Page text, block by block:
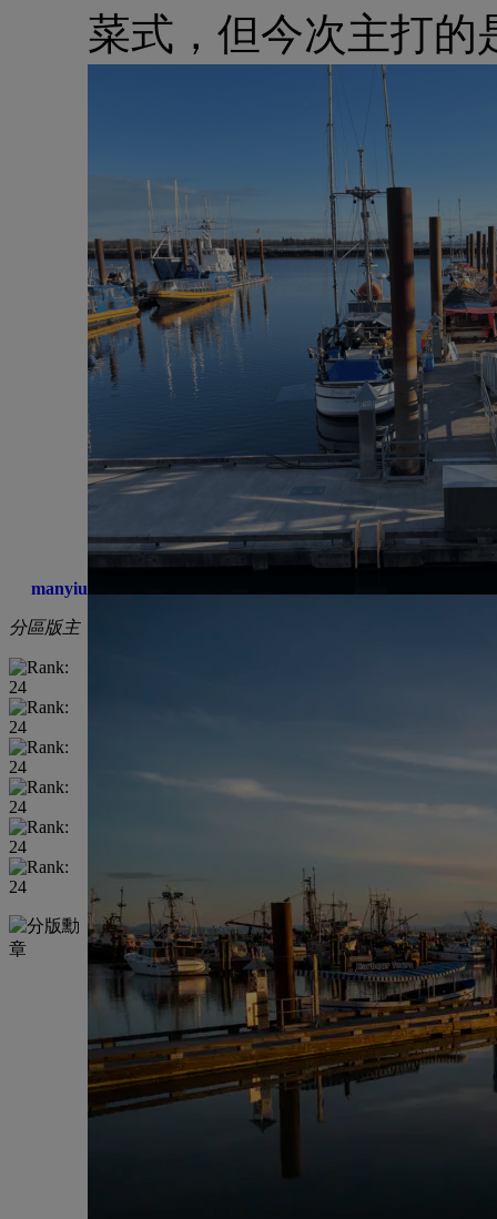
manyiu
分區版主
菜式，但今次主打的